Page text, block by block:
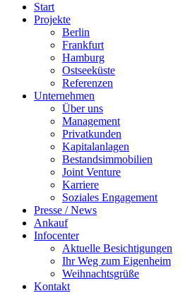
Start
Projekte
Berlin
Frankfurt
Hamburg
Ostseeküste
Referenzen
Unternehmen
Über uns
Management
Privatkunden
Kapitalanlagen
Bestandsimmobilien
Joint Venture
Karriere
Soziales Engagement
Presse / News
Ankauf
Infocenter
Aktuelle Besichtigungen
Ihr Weg zum Eigenheim
Weihnachtsgrüße
Kontakt